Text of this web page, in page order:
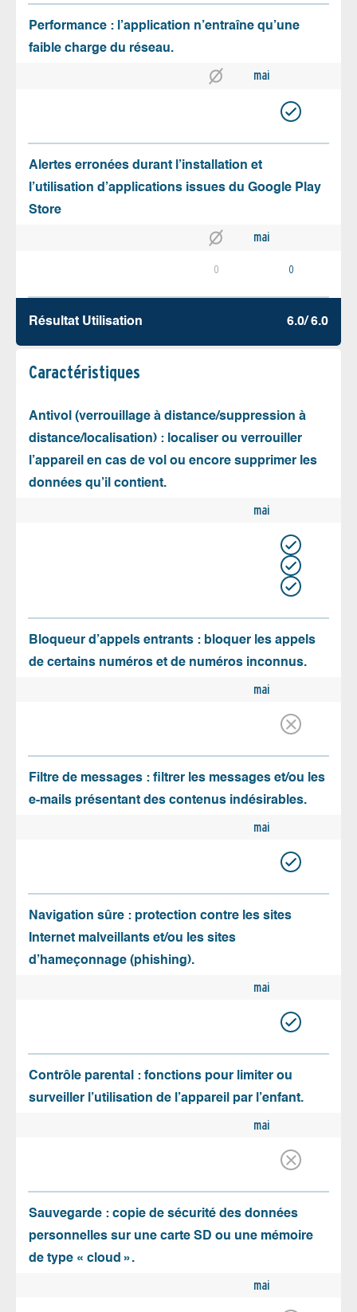
Performance : l’application n’entraîne qu’une
faible charge du réseau.
mai
Alertes erronées durant l’installation et
l’utilisation d’applications issues du Google Play
Store
mai
0 0
Résultat Utilisation 6.0/ 6.0
Caractéristiques
Antivol (verrouillage à distance/suppression à
distance/localisation) : localiser ou verrouiller
l’appareil en cas de vol ou encore supprimer les
données qu’il contient.
mai
Bloqueur d’appels entrants : bloquer les appels
de certains numéros et de numéros inconnus.
mai
Filtre de messages : filtrer les messages et/ou les
e-mails présentant des contenus indésirables.
mai
Navigation sûre : protection contre les sites
Internet malveillants et/ou les sites
d’hameçonnage (phishing).
mai
Contrôle parental : fonctions pour limiter ou
surveiller l’utilisation de l’appareil par l’enfant.
mai
Sauvegarde : copie de sécurité des données
personnelles sur une carte SD ou une mémoire
de type « cloud ».
mai